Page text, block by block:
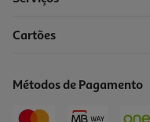
18,00 € PVP de editor
Cartões
Métodos de Pagamento